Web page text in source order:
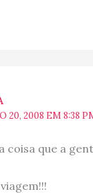
20, 2008 EM 8:38
coisa que a